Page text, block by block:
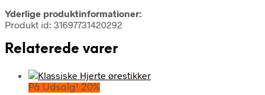
Yderlige produktinformationer:
Produkt id: 31697731420292
Relaterede varer
På Udsalg! 20%